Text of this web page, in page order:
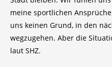
meine sportlichen
uns keinen Grund, in den
wegzugehen. Aber die
laut SHZ.